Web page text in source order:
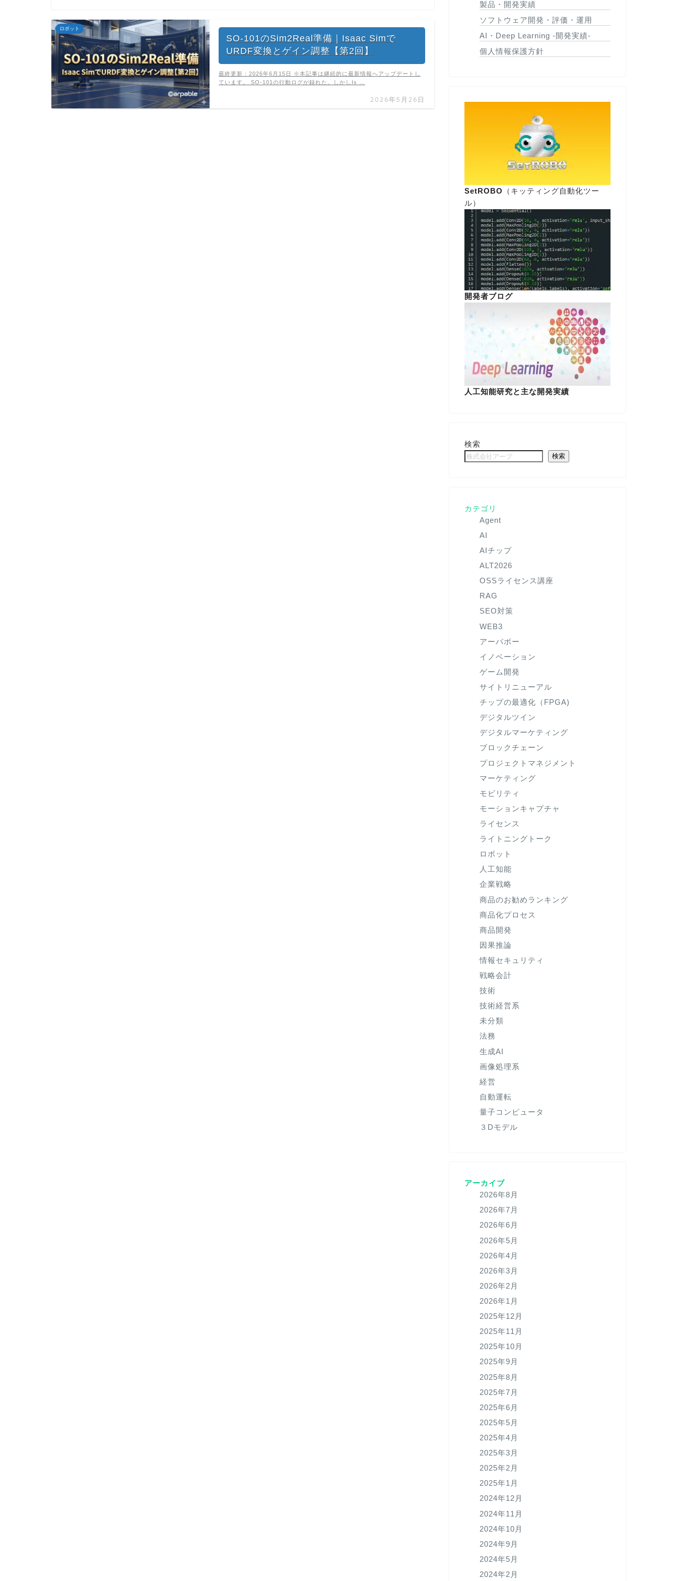
ロボット
SO-101のSim2Real準備｜Isaac Simで
URDF変換とゲイン調整【第2回】
2026年5月26日
最終更新：2026年6月15日 ※本記事は継続的に最新情報へアップデートし
ています。 SO-101の行動ログが録れた。しかしIs …
製品・開発実績
ソフトウェア開発・評価・運用
AI・Deep Learning -開発実績-
個人情報保護方針
SetROBO
（キッティング自動化ツー
ル）
開発者ブログ
人工知能研究と主な開発実績
検索
検索
カテゴリ
Agent
AI
AIチップ
ALT2026
OSSライセンス講座
RAG
SEO対策
WEB3
アーパボー
イノベーション
ゲーム開発
サイトリニューアル
チップの最適化（FPGA)
デジタルツイン
デジタルマーケティング
ブロックチェーン
プロジェクトマネジメント
マーケティング
モビリティ
モーションキャプチャ
ライセンス
ライトニングトーク
ロボット
人工知能
企業戦略
商品のお勧めランキング
商品化プロセス
商品開発
因果推論
情報セキュリティ
戦略会計
技術
技術経営系
未分類
法務
生成AI
画像処理系
経営
自動運転
量子コンピュータ
３Dモデル
アーカイブ
2026年8月
2026年7月
2026年6月
2026年5月
2026年4月
2026年3月
2026年2月
2026年1月
2025年12月
2025年11月
2025年10月
2025年9月
2025年8月
2025年7月
2025年6月
2025年5月
2025年4月
2025年3月
2025年2月
2025年1月
2024年12月
2024年11月
2024年10月
2024年9月
2024年5月
2024年2月